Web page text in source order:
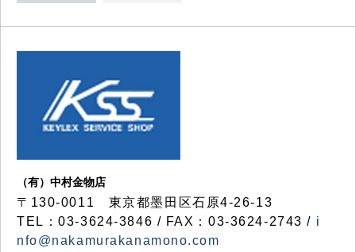
（有）中村金物店
〒130-0011 東京都墨田区石原4-26-13
TEL：03-3624-3846 / FAX：03-3624-2743 / i
nfo@nakamurakanamono.com